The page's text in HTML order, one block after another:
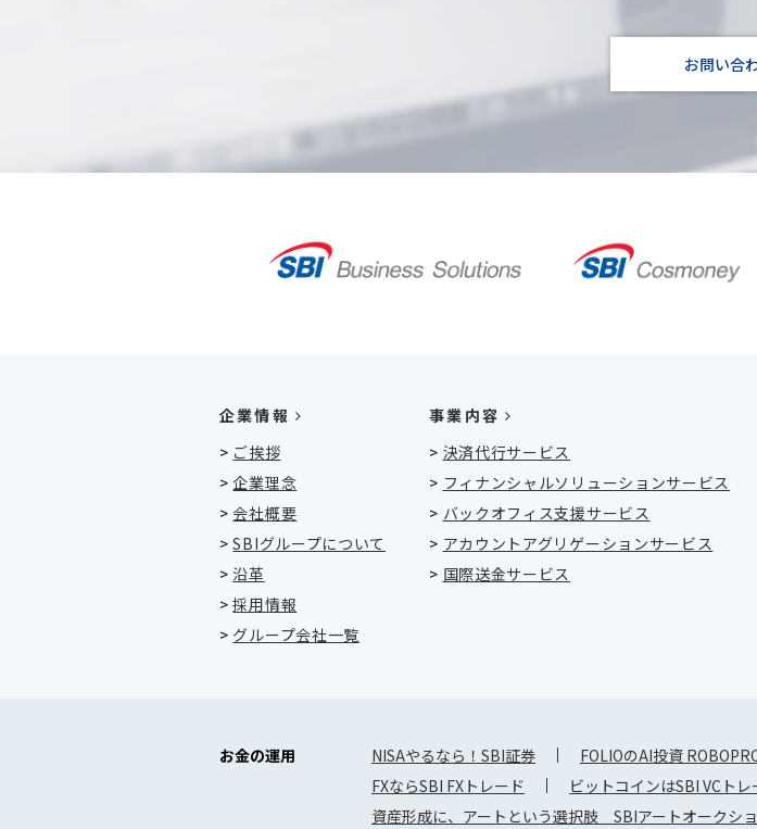
お問い合
企業情報
> ご挨拶
>企業理念
> 会社概要
>SBIグループについて
>沿革
>採用情報
> グループ会社一覧
事業内容
> 決済代行サービス
> フィナンシャルソリューションサービス
> バックオフィス支援サービス
> アカウントアグリゲーションサービス
> 国際送金サービス
お金の運用 NISAやるなら！SBI証券 FOLIOのAI投資
FXならSBI FXトレード
ビットコインはSBI VCトレ
資産形成に、アートという選択肢 SBIアートオークシ